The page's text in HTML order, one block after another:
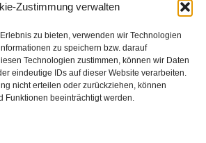
Zustimmung verwalten
zu bieten, verwenden wir Technologien
zu speichern bzw. darauf
Technologien zustimmen, können wir Daten
eindeutige IDs auf dieser Website verarbeiten.
nicht erteilen oder zurückziehen, können
Funktionen beeinträchtigt werden.
vorhanden.